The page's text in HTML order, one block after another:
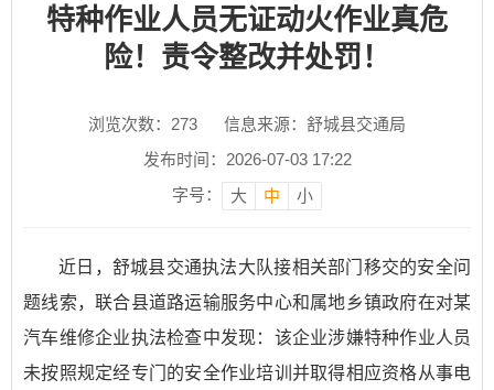
特种作业人员无证动火作业真危
险！责令整改并处罚！
浏览次数： 273
信息来源：舒城县交通局
发布时间：2026-07-03 17:22
字号：
大 中 小
近日，舒城县交通执法大队接相关部门移交的安全问
题线索，联合县道路运输服务中心和属地乡镇政府在对某
汽车维修企业执法检查中发现：该企业涉嫌特种作业人员
未按照规定经专门的安全作业培训并取得相应资格从事电